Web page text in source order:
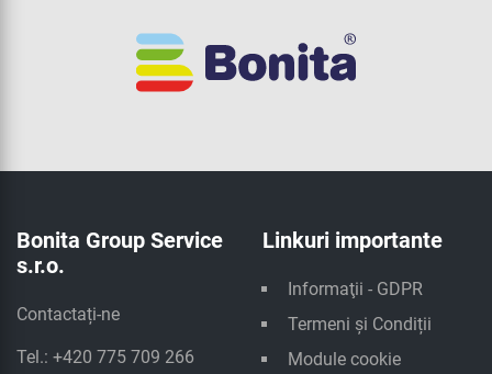
Bonita Group Service
s.r.o.
Contactați-ne
Tel.: +420 775 709 266
Linkuri importante
Informaţii - GDPR
Termeni și Condiții
Module cookie